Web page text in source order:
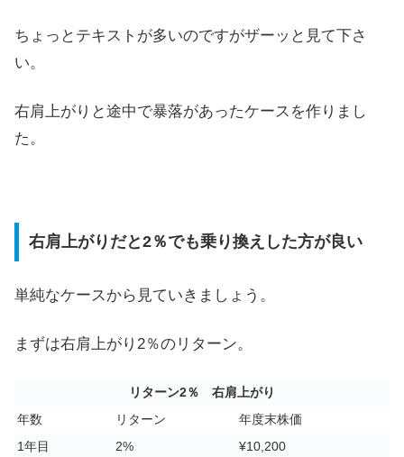
ちょっとテキストが多いのですがザーッと見て下さ
い。
右肩上がりと途中で暴落があったケースを作りまし
た。
右肩上がりだと2％でも乗り換えした方が良い
単純なケースから見ていきましょう。
まずは右肩上がり2％のリターン。
リターン2％ 右肩上がり
年数
リターン
年度末株価
1年目
2%
¥10,200